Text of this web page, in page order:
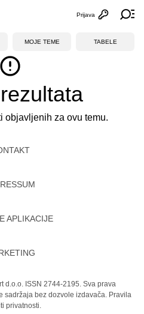
Otvori
Prijava
MOJE TEME TABELE
objavljenih za ovu temu.
APLIKACIJE
d.o.o. ISSN 2744-2195. Sva prava
sadržaja bez dozvole izdavača. Pravila
privatnosti.